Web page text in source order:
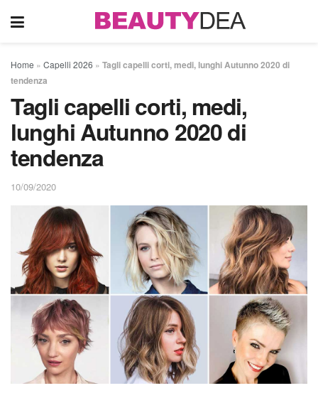
Home » Capelli 2026 » Tagli capelli corti, medi, lunghi Autunno 2020 di
tendenza
Tagli capelli corti, medi,
lunghi Autunno 2020 di
tendenza
10/09/2020